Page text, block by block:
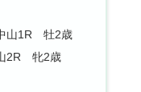
山1R 牡2歳
2R 牝2歳